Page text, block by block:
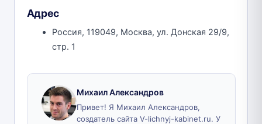
Адрес
Россия, 119049, Москва, ул. Донская 29/9,
стр. 1
Михаил Александров
Привет! Я Михаил Александров,
создатель сайта V-lichnyj-kabinet.ru. У